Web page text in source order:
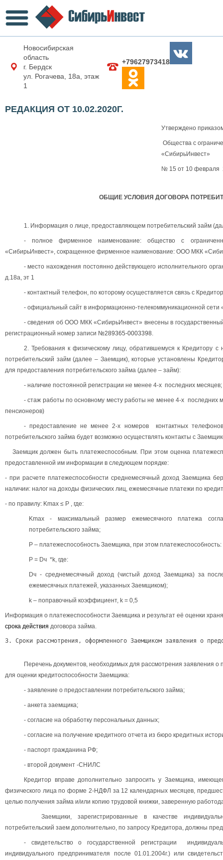
Новосибирская
область
г. Бердск
ул. Рогачева, 18а, этаж
1
+79627973418
РЕДАКЦИЯ ОТ 10.02.2020Г.
Утверждено
Общества с
«СибирьИнвест»
№ 15 от 10 февраля
ОБЩИЕ УСЛОВИЯ ДОГОВОРА
1. Информация о лице, предоставляющем потребительский займ
- полное фирменное наименование: общество с
«СибирьИнвест», сокращенное фирменное наименование: ООО МКК
- место нахождения постоянно действующего исполнительного
д.18а, эт 1
- контактный телефон, по которому осуществляется связь с
- официальный сайт в информационно-телекоммуникационной сети
- сведения об ООО МКК «СибирьИнвест» внесены в
регистрационный номер записи №289365-0003398.
2. Требования к физическому лицу, обратившемуся к Кредитору
потребительский займ (далее – Заемщик), которые установлены
для предоставления потребительского займа (далее – займ):
- наличие постоянной регистрации не менее 4-х последних месяцев;
- стаж работы по основному месту работы не менее 4-х последних
пенсионеров)
- предоставление не менее 2-х номеров контактных
потребительского займа будет возможно осуществлять контакты с
Заемщик должен быть платежеспособным. При этом оценка
предоставленной им информации в следующем порядке:
- при расчете платежеспособности среднемесячный доход Заемщика
наличии: налог на доходы физических лиц, ежемесячные платежи по
- по правилу: Kmax ≤ Р , где:
Kmax - максимальный размер ежемесячного платежа
потребительского займа;
Р – платежеспособность Заемщика, при этом платежеспособность:
Р = Dч *k, где:
Dч - среднемесячный доход (чистый доход Заемщика) за
ежемесячных платежей, указанных Заемщиком);
k – поправочный коэффициент, k = 0,5
Информация о платежеспособности Заемщика и результат её оценки
срока действия договора займа.
3. Сроки рассмотрения, оформленного Заемщиком заявления о
Перечень документов, необходимых для рассмотрения заявления о
для оценки кредитоспособности Заемщика:
- заявление о предоставлении потребительского займа;
- анкета заемщика;
- согласие на обработку персональных данных;
- согласие на получение кредитного отчета из бюро кредитных
- паспорт гражданина РФ;
- второй документ -СНИЛС
Кредитор вправе дополнительно запросить у Заемщика,
физического лица по форме 2-НДФЛ за 12 календарных месяцев,
целью получения займа и/или копию трудовой книжки, заверенную
Заемщики, зарегистрированные в качестве
потребительский заем дополнительно, по запросу Кредитора, должны
- свидетельство о государственной регистрации
индивидуального предпринимателя после 01.01.2004г.) или